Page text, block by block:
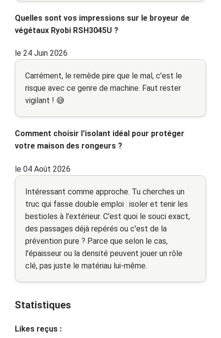
Quelles sont vos impressions sur le broyeur de
végétaux Ryobi RSH3045U ?
le 24 Juin 2026
Carrément, le remède pire que le mal, c'est le
risque avec ce genre de machine. Faut rester
vigilant ! 😅
Comment choisir l'isolant idéal pour protéger
votre maison des rongeurs ?
le 04 Août 2026
Intéressant comme approche. Tu cherches un
truc qui fasse double emploi : isoler et tenir les
bestioles à l'extérieur. C'est quoi le souci exact,
des passages déjà repérés ou c'est de la
prévention pure ? Parce que selon le cas,
l'épaisseur ou la densité peuvent jouer un rôle
clé, pas juste le matériau lui-même.
Statistiques
Likes reçus :